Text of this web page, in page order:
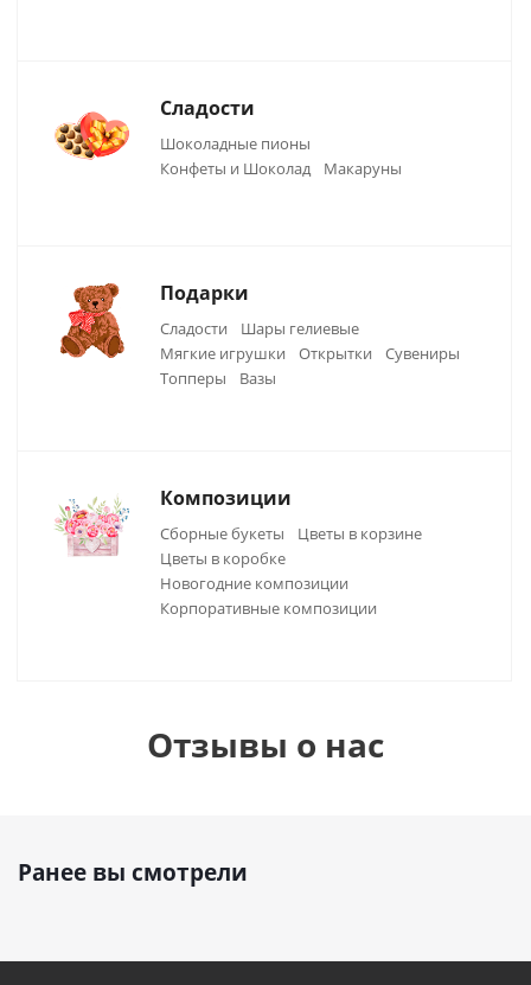
Сладости
Шоколадные пионы
Конфеты и Шоколад
Макаруны
Подарки
Сладости
Шары гелиевые
Мягкие игрушки
Открытки
Сувениры
Топперы
Вазы
Композиции
Сборные букеты
Цветы в корзине
Цветы в коробке
Новогодние композиции
Корпоративные композиции
Отзывы о нас
Ранее вы смотрели